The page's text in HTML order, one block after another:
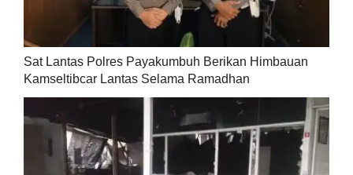
Sat Lantas Polres Payakumbuh Berikan Himbauan
Kamseltibcar Lantas Selama Ramadhan